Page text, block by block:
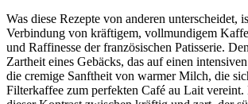
Was diese Rezepte von anderen unterscheidet,
Verbindung von kräftigem, vollmundigem
und Raffinesse der französischen Patisserie.
Zartheit eines Gebäcks, das auf einen
die cremige Sanftheit von warmer Milch, die
Filterkaffee zum perfekten Café au Lait vereint.